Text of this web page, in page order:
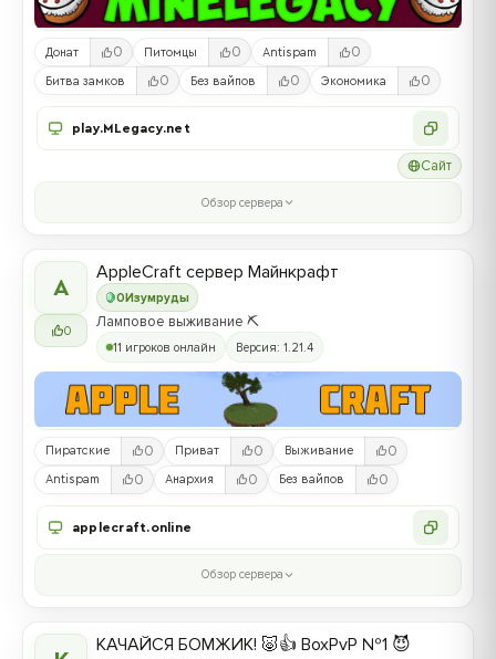
Донат 0 Питомцы 0 Antispam 0
Битва замков 0 Без вайпов 0 Экономика 0
play.MLegacy.net
Сайт
Обзор сервера
A
0
0Изумруды
AppleCraft сервер Майнкрафт
Ламповое выживание ⛏️
11 игроков онлайн Версия: 1.21.4
Пиратские 0 Приват 0 Выживание 0
Antispam 0 Анархия 0 Без вайпов 0
applecraft.online
Обзор сервера
КАЧАЙСЯ БОМЖИК! 🐷👍 BoxPvP №1 😈